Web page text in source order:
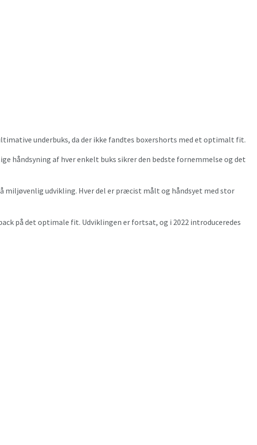
underbuks, da der ikke fandtes boxershorts med et optimalt fit.
håndsyning af hver enkelt buks sikrer den bedste fornemmelse og det
miljøvenlig udvikling. Hver del er præcist målt og håndsyet med stor
på det optimale fit. Udviklingen er fortsat, og i 2022 introduceredes